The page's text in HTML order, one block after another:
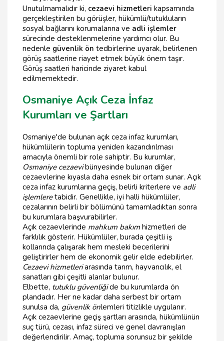
Unutulmamalıdır ki, cezaevi hizmetleri kapsamında
gerçekleştirilen bu görüşler, hükümlü/tutukluların
sosyal bağlarını korumalarına ve adli işlemler
sürecinde desteklenmelerine yardımcı olur. Bu
nedenle güvenlik ön tedbirlerine uyarak, belirlenen
görüş saatlerine riayet etmek büyük önem taşır.
Görüş saatleri haricinde ziyaret kabul
edilmemektedir.
Osmaniye Açık Ceza İnfaz
Kurumları ve Şartları
Osmaniye'de bulunan açık ceza infaz kurumları,
hükümlülerin topluma yeniden kazandırılması
amacıyla önemli bir role sahiptir. Bu kurumlar,
Osmaniye cezaevibünyesinde bulunan diğer
cezaevlerine kıyasla daha esnek bir ortam sunar. Açık
ceza infaz kurumlarına geçiş, belirli kriterlere ve adli
işlemleretabidir. Genellikle, iyi halli hükümlüler,
cezalarının belirli bir bölümünü tamamladıktan sonra
bu kurumlara başvurabilirler.
Açık cezaevlerinde mahkum bakım hizmetleri de
farklılık gösterir. Hükümlüler, burada çeşitli iş
kollarında çalışarak hem mesleki becerilerini
geliştirirler hem de ekonomik gelir elde edebilirler.
Cezaevi hizmetleriarasında tarım, hayvancılık, el
sanatları gibi çeşitli alanlar bulunur.
Elbette, tutuklu güvenliğide bu kurumlarda ön
plandadır. Her ne kadar daha serbest bir ortam
sunulsa da, güvenlik önlemleri titizlikle uygulanır.
Açık cezaevlerine geçiş şartları arasında, hükümlünün
suç türü, cezası, infaz süreci ve genel davranışları
değerlendirilir. Amaç, topluma sorunsuz bir şekilde